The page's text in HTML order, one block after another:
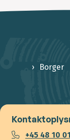
Borger
+45 48 10